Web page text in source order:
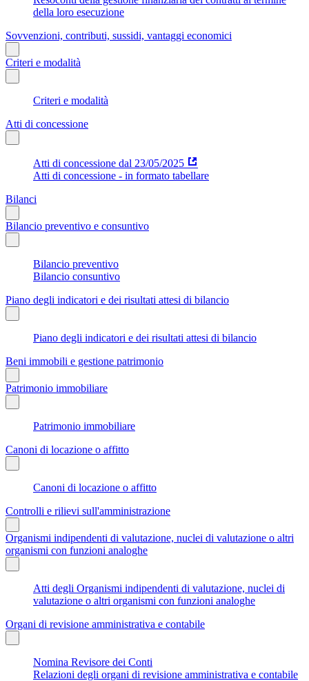
della loro esecuzione
Sovvenzioni, contributi, sussidi, vantaggi economici
Criteri e modalità
Criteri e modalità
Atti di concessione
Atti di concessione dal 23/05/2025
Atti di concessione - in formato tabellare
Bilanci
Bilancio preventivo e consuntivo
Bilancio preventivo
Bilancio consuntivo
Piano degli indicatori e dei risultati attesi di bilancio
Piano degli indicatori e dei risultati attesi di bilancio
Beni immobili e gestione patrimonio
Patrimonio immobiliare
Patrimonio immobiliare
Canoni di locazione o affitto
Canoni di locazione o affitto
Controlli e rilievi sull'amministrazione
Organismi indipendenti di valutazione, nuclei di valutazione o altri
organismi con funzioni analoghe
Atti degli Organismi indipendenti di valutazione, nuclei di
valutazione o altri organismi con funzioni analoghe
Organi di revisione amministrativa e contabile
Nomina Revisore dei Conti
Relazioni degli organi di revisione amministrativa e contabile